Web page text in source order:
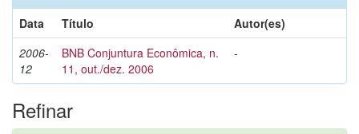
Data
Título
Autor(es)
2006-
12
BNB Conjuntura Econômica, n.
11, out./dez. 2006
-
Refinar